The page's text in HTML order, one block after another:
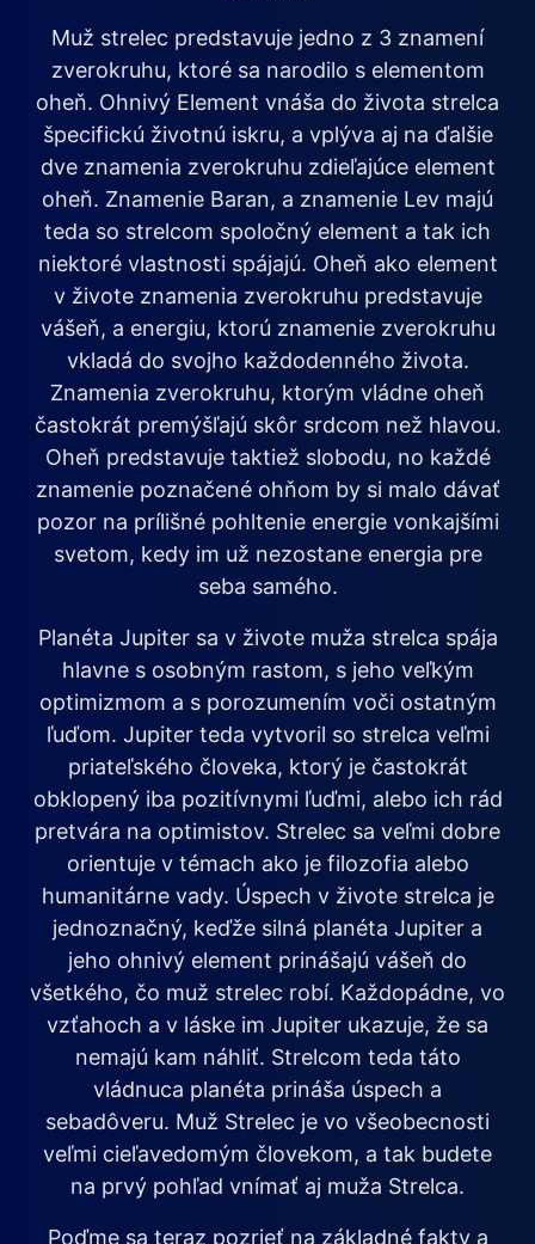
Muž strelec predstavuje jedno z 3 znamení
zverokruhu, ktoré sa narodilo s elementom
oheň. Ohnivý Element vnáša do života strelca
špecifickú životnú iskru, a vplýva aj na ďalšie
dve znamenia zverokruhu zdieľajúce element
oheň. Znamenie Baran, a znamenie Lev majú
teda so strelcom spoločný element a tak ich
niektoré vlastnosti spájajú. Oheň ako element
v živote znamenia zverokruhu predstavuje
vášeň, a energiu, ktorú znamenie zverokruhu
vkladá do svojho každodenného života.
Znamenia zverokruhu, ktorým vládne oheň
častokrát premýšľajú skôr srdcom než hlavou.
Oheň predstavuje taktiež slobodu, no každé
znamenie poznačené ohňom by si malo dávať
pozor na prílišné pohltenie energie vonkajšími
svetom, kedy im už nezostane energia pre
seba samého.
Planéta Jupiter sa v živote muža strelca spája
hlavne s osobným rastom, s jeho veľkým
optimizmom a s porozumením voči ostatným
ľuďom. Jupiter teda vytvoril so strelca veľmi
priateľského človeka, ktorý je častokrát
obklopený iba pozitívnymi ľuďmi, alebo ich rád
pretvára na optimistov. Strelec sa veľmi dobre
orientuje v témach ako je filozofia alebo
humanitárne vady. Úspech v živote strelca je
jednoznačný, keďže silná planéta Jupiter a
jeho ohnivý element prinášajú vášeň do
všetkého, čo muž strelec robí. Každopádne, vo
vzťahoch a v láske im Jupiter ukazuje, že sa
nemajú kam náhliť. Strelcom teda táto
vládnuca planéta prináša úspech a
sebadôveru. Muž Strelec je vo všeobecnosti
veľmi cieľavedomým človekom, a tak budete
na prvý pohľad vnímať aj muža Strelca.
Poďme sa teraz pozrieť na základné fakty a